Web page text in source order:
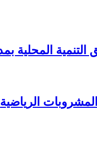
الرياضية